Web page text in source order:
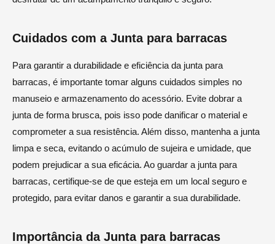
Cuidados com a Junta para barracas
Para garantir a durabilidade e eficiência da junta para
barracas, é importante tomar alguns cuidados simples no
manuseio e armazenamento do acessório. Evite dobrar a
junta de forma brusca, pois isso pode danificar o material e
comprometer a sua resistência. Além disso, mantenha a junta
limpa e seca, evitando o acúmulo de sujeira e umidade, que
podem prejudicar a sua eficácia. Ao guardar a junta para
barracas, certifique-se de que esteja em um local seguro e
protegido, para evitar danos e garantir a sua durabilidade.
Importância da Junta para barracas